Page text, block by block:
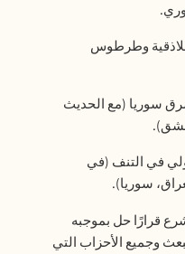
وطرطوس
سوريا (مع الحديث
في التنف (في
سوريا).
وجميع الأحزاب التي